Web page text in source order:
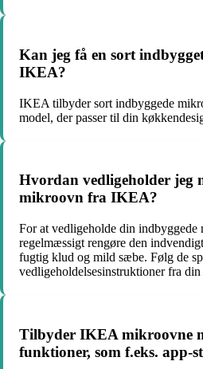
Kan jeg få en sort
IKEA?
IKEA tilbyder sort indbyggede
model, der passer til din
Hvordan vedligeholder jeg
mikroovn fra IKEA?
For at vedligeholde din
regelmæssigt rengøre den
fugtig klud og mild sæbe. Følg de
vedligeholdelsesinstruktioner fra din
Tilbyder IKEA mikroovne
funktioner, som f.eks. app-